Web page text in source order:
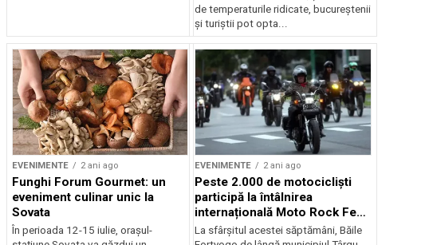
de temperaturile ridicate, bucureștenii
și turiștii pot opta...
EVENIMENTE 2 ani ago
Funghi Forum Gourmet: un
eveniment culinar unic la
Sovata
În perioada 12-15 iulie, orașul-
EVENIMENTE 2 ani ago
Peste 2.000 de motocicliști
participă la întâlnirea
internațională Moto Rock Fest
la Băile Fortyogo
La sfârșitul acestei săptămâni, Băile